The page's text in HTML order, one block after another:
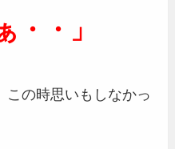
・・」
この時思いもしなかっ